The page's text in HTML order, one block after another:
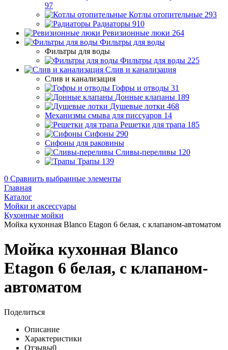
97
Котлы отопительные 293
Радиаторы 910
Ревизионные люки 264
Фильтры для воды
Фильтры для воды
Фильтры для воды 225
Слив и канализация
Слив и канализация
Гофры и отводы 31
Донные клапаны 189
Душевые лотки 468
Механизмы смыва для писсуаров 14
Решетки для трапа 185
Сифоны 290
Сифоны для раковины
Сливы-переливы 120
Трапы 139
0 Сравнить выбранные элементы
Главная
Каталог
Мойки и аксессуары
Кухонные мойки
Мойка кухонная Blanco Etagon 6 белая, с клапаном-автоматом
Мойка кухонная Blanco
Etagon 6 белая, с клапаном-
автоматом
Поделиться
Описание
Характеристики
Отзывы0